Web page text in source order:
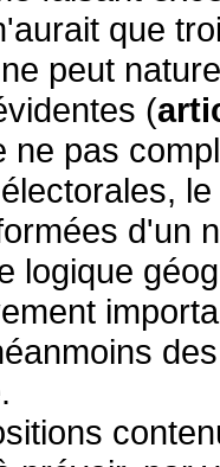
que
peut
(
ne pas
d'un
logique